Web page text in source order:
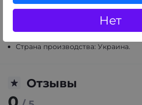
Нет
Объем: 50 мл.
Тип: жидкий ароматизатор.
Расход: 1-3 мл на 50 г табака.
Страна производства: Украина.
Отзывы